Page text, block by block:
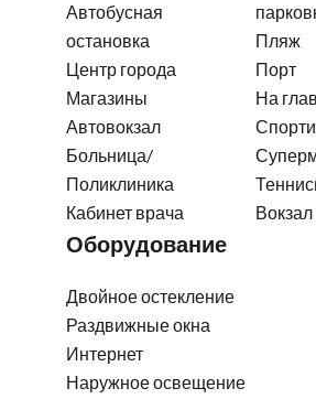
Автобусная
остановка
Центр города
Магазины
Автовокзал
Больница/
Поликлиника
Кабинет врача
Пляж
Порт
На
Вокзал
Оборудование
Двойное остекление
Раздвижные окна
Интернет
Наружное освещение